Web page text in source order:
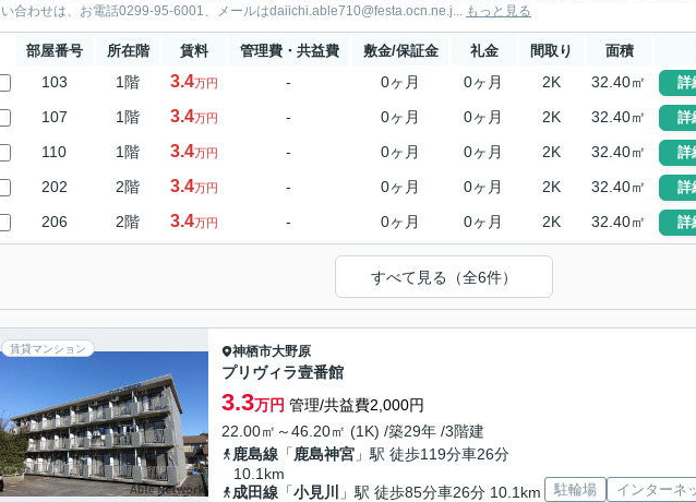
い合わせは、お電話0299-95-6001、メールはdaiichi.able710@festa.ocn.ne.j... もっと見る
部屋番号 所在階 賃料 管理費・共益費 敷金/保証金 礼金 間取り 面積
103 1階 3.4万円 - 0ヶ月 0ヶ月 2K 32.40㎡ 詳
107 1階 3.4万円 - 0ヶ月 0ヶ月 2K 32.40㎡ 詳
110 1階 3.4万円 - 0ヶ月 0ヶ月 2K 32.40㎡ 詳
202 2階 3.4万円 - 0ヶ月 0ヶ月 2K 32.40㎡ 詳
206 2階 3.4万円 - 0ヶ月 0ヶ月 2K 32.40㎡ 詳
すべて見る（全6件）
賃貸マンション 神栖市大野原
プリヴィラ壹番館
3.3万円 管理/共益費2,000円
22.00㎡～46.20㎡ (1K) /築29年 /3階建
鹿島線 「 鹿島神宮 」駅 徒歩119分車26分
10.1km
成田線 「小見川
」駅 徒歩85分車26分 10.1km
駐輪場
インターネ